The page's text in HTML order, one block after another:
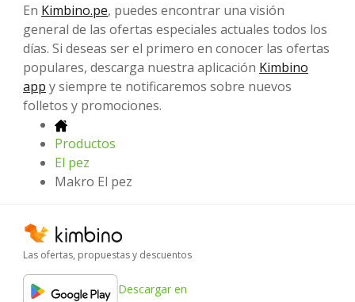
En Kimbino.pe, puedes encontrar una visión
general de las ofertas especiales actuales todos los
días. Si deseas ser el primero en conocer las ofertas
populares, descarga nuestra aplicación Kimbino
app y siempre te notificaremos sobre nuevos
folletos y promociones.
Productos
El pez
Makro El pez
Las ofertas, propuestas y descuentos
Descargar en